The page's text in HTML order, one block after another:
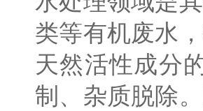
类等有机废水
天然活性成分
制、杂质脱除